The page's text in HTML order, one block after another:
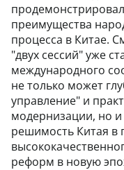
преимущества
процесса в Китае.
"двух сессий" уже
международного
не только может
управление" и
модернизации, но и
решимость Китая в
реформ в новую